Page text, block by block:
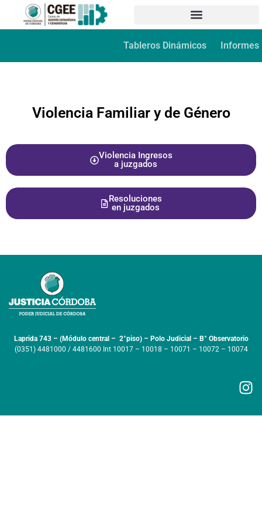
Tableros Dinámicos Informes
Violencia Familiar y de Género
Violencia Ingresos
a juzgados
Resoluciones
en juzgados
Laprida 743 – (Módulo central – 2°piso) – Polo Judicial – B° Observatorio
(0351) 4481000 / 4481600 Int 10017 – 10018 – 10071 – 10072 – 10074